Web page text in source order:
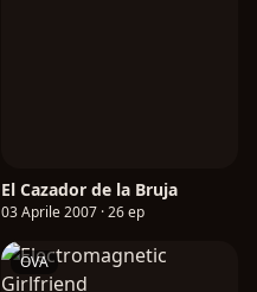
El Cazador de la Bruja
03 Aprile 2007 · 26 ep
OVA